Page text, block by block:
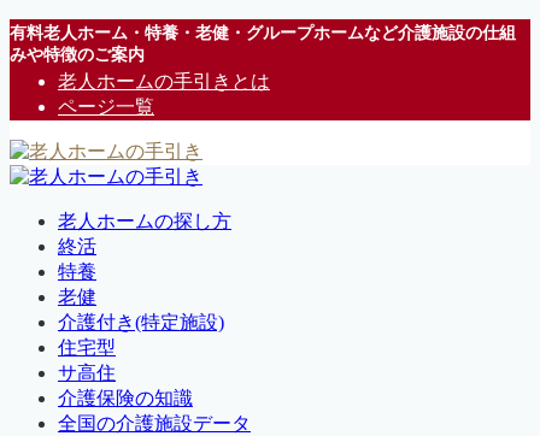
有料老人ホーム・特養・老健・グループホームなど介護施設の仕組
みや特徴のご案内
老人ホームの手引きとは
ページ一覧
老人ホームの探し方
終活
特養
老健
介護付き(特定施設)
住宅型
サ高住
介護保険の知識
全国の介護施設データ